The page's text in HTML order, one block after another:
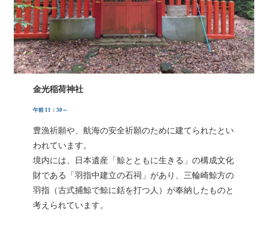
金光稲荷神社
午前 11：30～
豊漁祈願や、航海の安全祈願のために建てられたとい
われています。
境内には、日本遺産「鯨とともに生きる」の構成文化
財である「羽指中建立の石祠」があり、三輪崎鯨方の
羽指（古式捕鯨で鯨に銛を打つ人）が奉納したものと
考えられています。